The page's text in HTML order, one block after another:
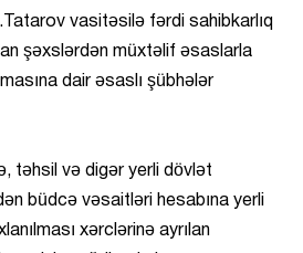
vasitəsilə fərdi sahibkarlıq
şəxslərdən müxtəlif əsaslarla
dair əsaslı şübhələr
təhsil və digər yerli dövlət
büdcə vəsaitləri hesabına yerli
xərclərinə ayrılan